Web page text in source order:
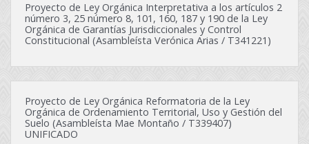
Proyecto de Ley Orgánica Interpretativa a los artículos 2
número 3, 25 número 8, 101, 160, 187 y 190 de la Ley
Orgánica de Garantías Jurisdiccionales y Control
Constitucional (Asambleísta Verónica Arias / T341221)
Proyecto de Ley Orgánica Reformatoria de la Ley
Orgánica de Ordenamiento Territorial, Uso y Gestión del
Suelo (Asambleísta Mae Montaño / T339407)
UNIFICADO